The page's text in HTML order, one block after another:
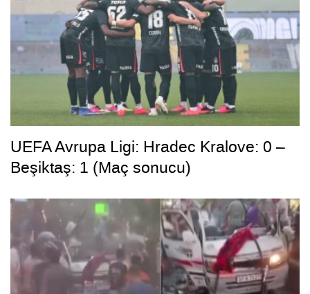
UEFA Avrupa Ligi: Hradec Kralove: 0 –
Beşiktaş: 1 (Maç sonucu)